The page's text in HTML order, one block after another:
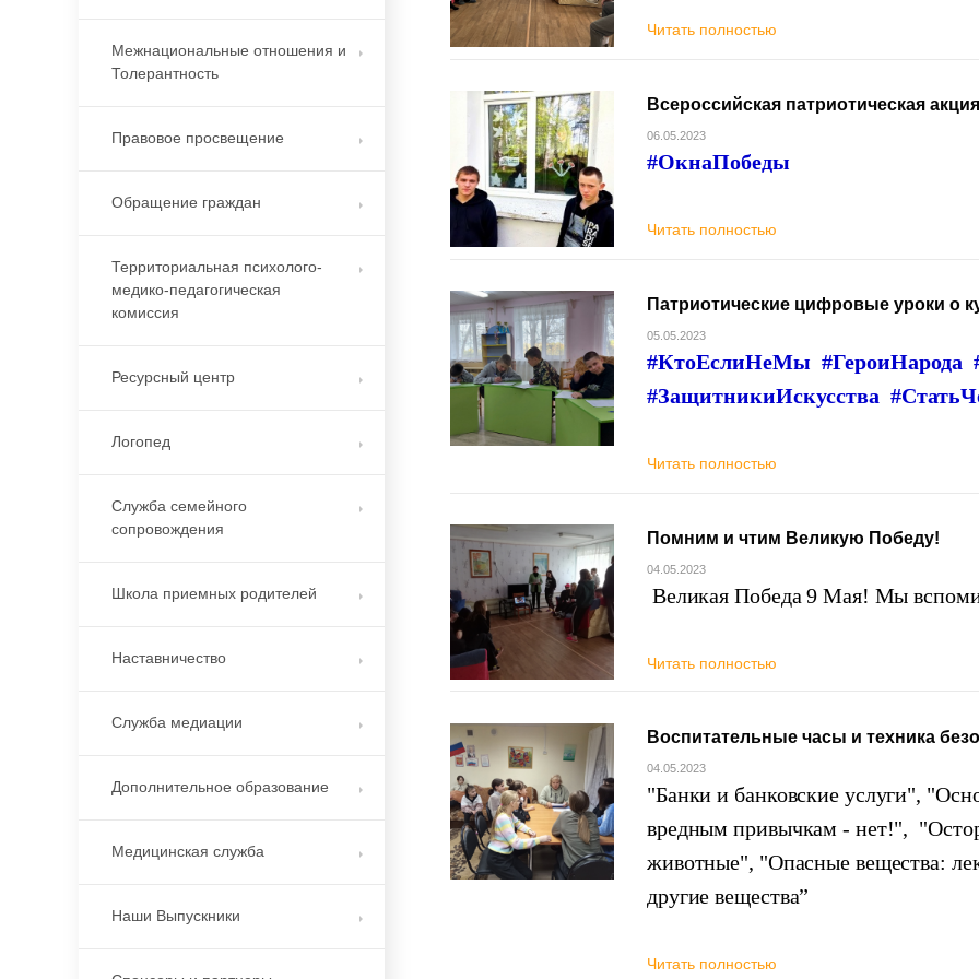
Читать полностью
Всероссийская патриотическая акция
06.05.2023
#ОкнаПобеды
Читать полностью
Патриотические цифровые уроки о
05.05.2023
#КтоЕслиНеМы #ГероиНарода
#ЗащитникиИскусства
Читать полностью
Помним и чтим Великую Победу!
04.05.2023
Великая Победа 9 Мая! Мы
Читать полностью
Воспитательные часы и техника
04.05.2023
"Банки и банковские услуги",
вредным привычкам - нет!",
животные", "Опасные вещества:
другие вещества”
Читать полностью
Межнациональные отношения и
Толерантность
Правовое просвещение
Обращение граждан
Территориальная психолого-
медико-педагогическая
комиссия
Ресурсный центр
Логопед
Служба семейного
сопровождения
Школа приемных родителей
Наставничество
Служба медиации
Дополнительное образование
Медицинская служба
Наши Выпускники